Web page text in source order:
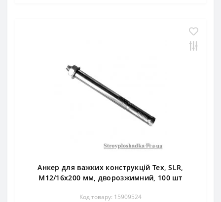
Анкер для важких конструкцій Тех, SLR,
М12/16х200 мм, дворозжимний, 100 шт
Код товару: 15909524